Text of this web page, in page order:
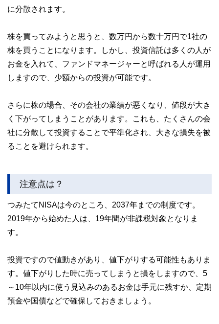
に分散されます。
株を買ってみようと思うと、数万円から数十万円で1社の
株を買うことになります。しかし、投資信託は多くの人が
お金を入れて、ファンドマネージャーと呼ばれる人が運用
しますので、少額からの投資が可能です。
さらに株の場合、その会社の業績が悪くなり、値段が大き
く下がってしまうことがあります。これも、たくさんの会
社に分散して投資することで平準化され、大きな損失を被
ることを避けられます。
注意点は？
つみたてNISAは今のところ、2037年までの制度です。
2019年から始めた人は、19年間が非課税対象となりま
す。
投資ですので値動きがあり、値下がりする可能性もありま
す。値下がりした時に売ってしまうと損をしますので、5
～10年以内に使う見込みのあるお金は手元に残すか、定期
預金や国債などで確保しておきましょう。